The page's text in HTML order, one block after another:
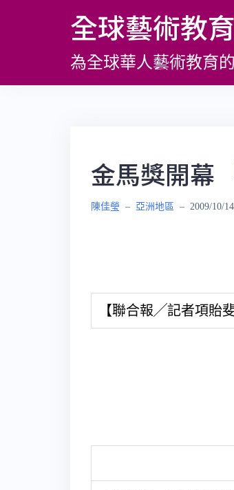
全球藝術教
為全球華人藝術教育
金馬獎開幕
陳佳瑩 – 亞洲地區 – 2009/10/14
【聯合報╱記者項貽